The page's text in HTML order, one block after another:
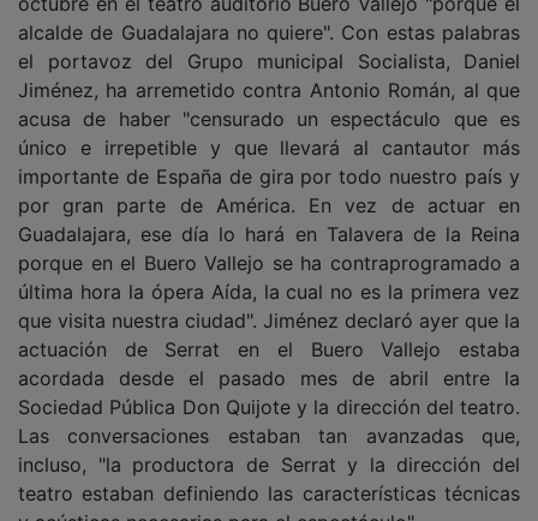
alcalde de Guadalajara no quiere". Con estas palabras
el portavoz del Grupo municipal Socialista, Daniel
Jiménez, ha arremetido contra Antonio Román, al que
acusa de haber "censurado un espectáculo que es
único e irrepetible y que llevará al cantautor más
importante de España de gira por todo nuestro país y
por gran parte de América. En vez de actuar en
Guadalajara, ese día lo hará en Talavera de la Reina
porque en el Buero Vallejo se ha contraprogramado a
última hora la ópera Aída, la cual no es la primera vez
que visita nuestra ciudad". Jiménez declaró ayer que la
actuación de Serrat en el Buero Vallejo estaba
acordada desde el pasado mes de abril entre la
Sociedad Pública Don Quijote y la dirección del teatro.
Las conversaciones estaban tan avanzadas que,
incluso, "la productora de Serrat y la dirección del
teatro estaban definiendo las características técnicas
y acústicas necesarias para el espectáculo".